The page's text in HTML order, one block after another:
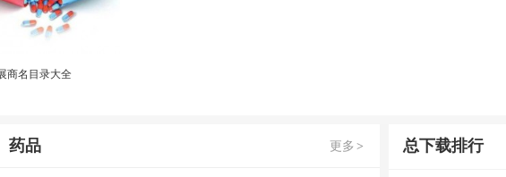
商名目录大全
更多 >
药品 总下载排行